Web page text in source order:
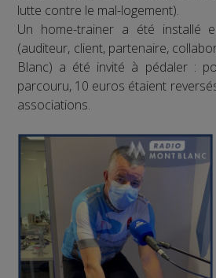
lutte contre le mal-logement).
Un home-trainer a été installé
(auditeur, client, partenaire,
Blanc) a été invité à pédaler :
parcouru, 10 euros étaient
associations.